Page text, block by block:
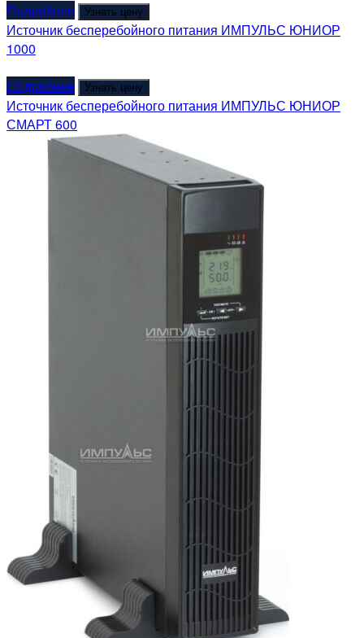
Подробнее
Узнать цену
Источник бесперебойного питания ИМПУЛЬС ЮНИОР
1000
Подробнее
Узнать цену
Источник бесперебойного питания ИМПУЛЬС ЮНИОР
СМАРТ 600